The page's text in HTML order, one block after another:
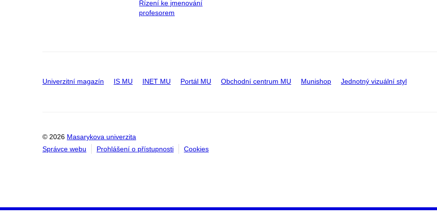
Řízení ke jmenování
profesorem
Univerzitní magazín IS MU INET MU Portál MU Obchodní centrum MU Munishop Jednotný vizuální styl
© 2026 Masarykova univerzita
Správce webu
Prohlášení o přístupnosti Cookies